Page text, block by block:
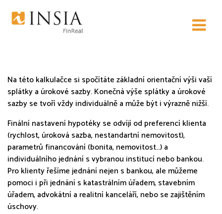
Na této kalkulačce si spočítáte základní orientační výši vaší
splátky a úrokové sazby. Konečná výše splátky a úrokové
sazby se tvoří vždy individuálně a může být i výrazně nižší.
Finální nastavení hypotéky se odvíjí od preferencí klienta
(rychlost, úroková sazba, nestandartní nemovitost),
parametrů financování (bonita, nemovitost…) a
individuálního jednání s vybranou institucí nebo bankou.
Pro klienty řešíme jednání nejen s bankou, ale můžeme
pomoci i při jednání s katastrálním úřadem, stavebním
úřadem, advokátní a realitní kanceláří, nebo se zajištěním
úschovy.